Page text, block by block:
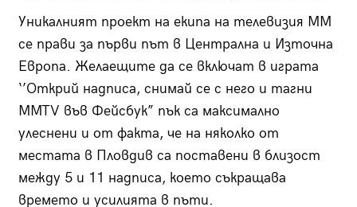
Уникалният проект на екипа на телевизия ММ
се прави за първи път в Централна и Източна
Европа. Желаещите да се включат в играта
‘’Открий надписа, снимай се с него и тагни
MMTV във Фейсбук” пък са максимално
улеснени и от факта, че на няколко от
местата в Пловдив са поставени в близост
между 5 и 11 надписа, което съкращава
времето и усилията в пъти.